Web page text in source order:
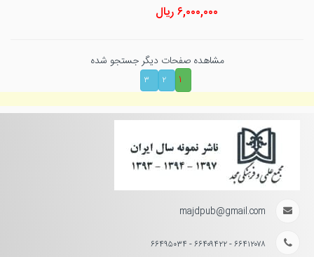
۶,۰۰۰,۰۰۰ریال
مشاهده صفحات دیگر جستجو شده
۱
۲ ۳
majdpub@gmail.com
۶۶۴۱۲۰۷۸ - ۶۶۴۰۹۴۲۲ - ۶۶۴۹۵۰۳۴